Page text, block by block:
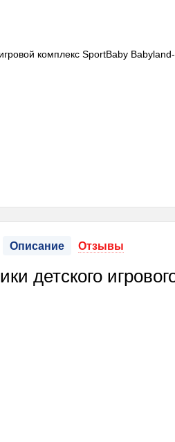
Описание Отзывы
детского